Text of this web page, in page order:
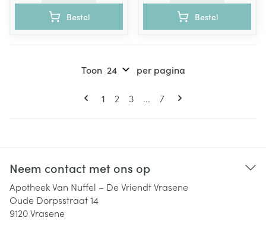
Bestel Bestel
Pagina's
U lees momenteel pagina
1 Pagina
2 Pagina
3 ... Pagina
7
Toon per pagina
Neem contact met ons op
Apotheek Van Nuffel – De Vriendt Vrasene
Oude Dorpsstraat 14
9120Vrasene